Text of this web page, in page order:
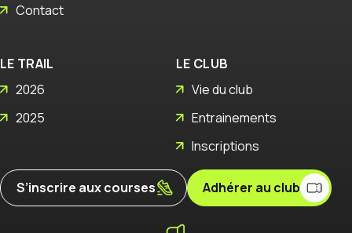
Contact
LE TRAIL
2026
2025
LE CLUB
Vie du club
Entrainements
Inscriptions
S’inscrire aux courses Adhérer au club